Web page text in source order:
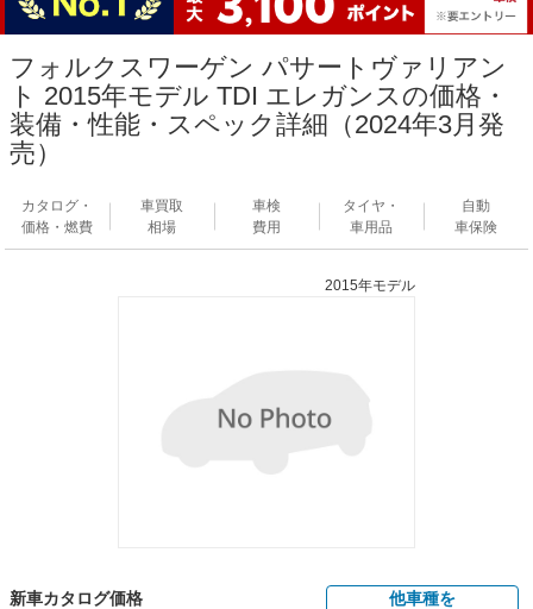
フォルクスワーゲン パサートヴァリアン
ト 2015年モデル TDI エレガンスの価格・
装備・性能・スペック詳細（2024年3月発
売）
カタログ・
価格・燃費
車買取
相場
車検
費用
タイヤ・
車用品
自動
車保険
2015年モデル
新車カタログ価格
他車種を